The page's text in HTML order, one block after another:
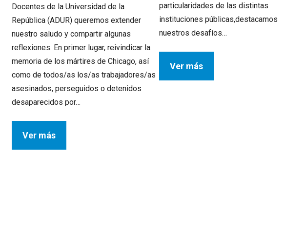
Docentes de la Universidad de la
República (ADUR) queremos extender
nuestro saludo y compartir algunas
reflexiones. En primer lugar, reivindicar la
memoria de los mártires de Chicago, así
como de todos/as los/as trabajadores/as
asesinados, perseguidos o detenidos
desaparecidos por…
Ver más
particularidades de las distintas
instituciones públicas,destacamos
nuestros desafíos…
Ver más